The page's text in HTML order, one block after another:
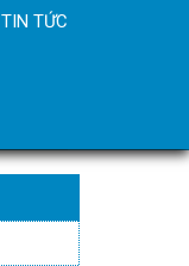
TIN TỨC